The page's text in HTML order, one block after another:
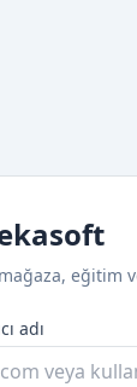
eğitim
adı